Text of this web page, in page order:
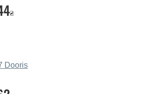
полотна порадите?
індивідуально для
₴
Dooris